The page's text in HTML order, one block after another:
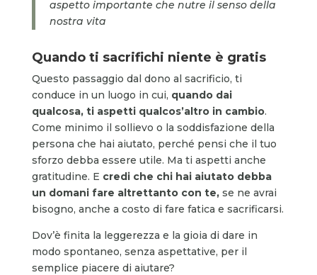
aspetto importante che nutre il senso della
nostra vita
Quando ti sacrifichi niente è gratis
Questo passaggio dal dono al sacrificio, ti
conduce in un luogo in cui, quando dai
qualcosa, ti aspetti qualcos’altro in cambio.
Come minimo il sollievo o la soddisfazione della
persona che hai aiutato, perché pensi che il tuo
sforzo debba essere utile. Ma ti aspetti anche
gratitudine. E credi che chi hai aiutato debba
un domani fare altrettanto con te,se ne avrai
bisogno, anche a costo di fare fatica e sacrificarsi.
Dov’è finita la leggerezza e la gioia di dare in
modo spontaneo, senza aspettative, per il
semplice piacere di aiutare?